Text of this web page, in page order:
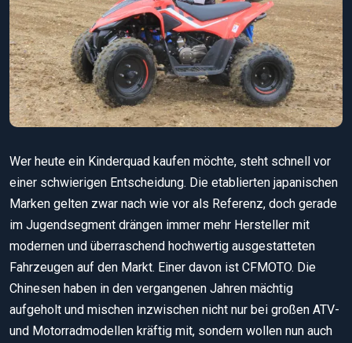
Wer heute ein Kinderquad kaufen möchte, steht schnell vor
einer schwierigen Entscheidung. Die etablierten japanischen
Marken gelten zwar nach wie vor als Referenz, doch gerade
im Jugendsegment drängen immer mehr Hersteller mit
modernen und überraschend hochwertig ausgestatteten
Fahrzeugen auf den Markt. Einer davon ist CFMOTO. Die
Chinesen haben in den vergangenen Jahren mächtig
aufgeholt und mischen inzwischen nicht nur bei großen ATV-
und Motorradmodellen kräftig mit, sondern wollen nun auch